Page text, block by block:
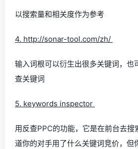
以搜索量和相关度作为参考
4. http://sonar-tool.com/zh/
输入词根可以衍生出很多关键词，也
查关键词
5. keywords inspector
用反查PPC的功能，它是在前台去搜
道你的对手用了什么关键词竞价，但